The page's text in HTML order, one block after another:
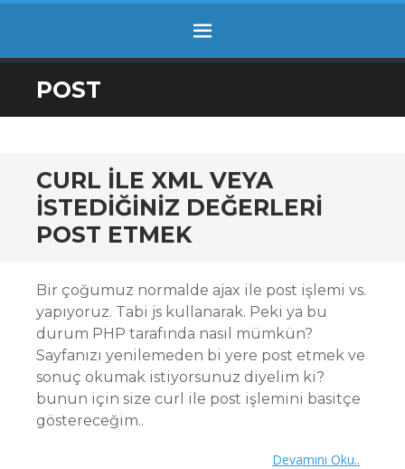
MENU
SKIP
TO
POST
CURL ILE XML VEYA
ISTEDIĞINIZ DEĞERLERI
POST ETMEK
Bir çoğumuz normalde ajax ile post işlemi vs.
yapıyoruz. Tabi js kullanarak. Peki ya bu
durum PHP tarafında nasıl mümkün?
Sayfanızı yenilemeden bi yere post etmek ve
sonuç okumak istiyorsunuz diyelim ki?
bunun için size curl ile post işlemini basitçe
göstereceğim..
Devamını Oku..